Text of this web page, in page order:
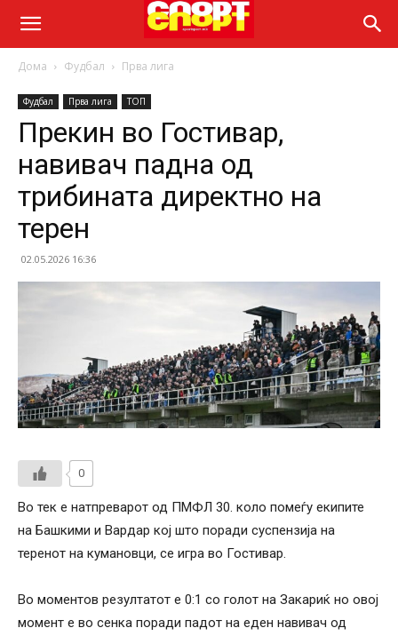
Дома Фудбал Прва лига
Фудбал Прва лига ТОП
Прекин во Гостивар,
навивач падна од
трибината директно на
терен
02.05.2026 16:36
0
Во тек е натпреварот од ПМФЛ 30. коло помеѓу екипите
на Башкими и Вардар кој што поради суспензија на
теренот на кумановци, се игра во Гостивар.
Во моментов резултатот е 0:1 со голот на Закариќ но овој
момент е во сенка поради падот на еден навивач од